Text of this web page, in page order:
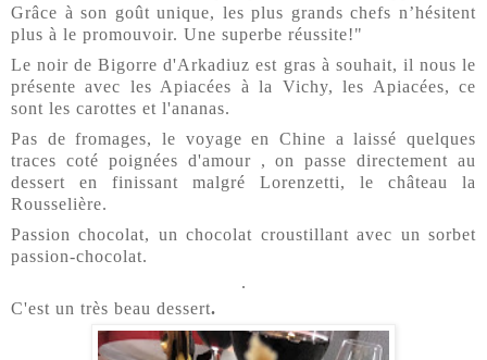
Grâce à son goût unique, les plus grands chefs n’hésitent
plus à le promouvoir. Une superbe réussite!"
Le noir de Bigorre d'Arkadiuz est gras à souhait, il nous le
présente avec les Apiacées à la Vichy, les Apiacées, ce
sont les carottes et l'ananas.
Pas de fromages, le voyage en Chine a laissé quelques
traces coté poignées d'amour , on passe directement au
dessert en finissant malgré Lorenzetti, le château la
Rousselière.
Passion chocolat, un chocolat croustillant avec un sorbet
passion-chocolat.
.
C'est un très beau dessert.